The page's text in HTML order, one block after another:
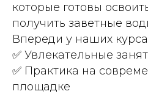
которые готовы
получить заветные
Впереди у наших
✅ Увлекательные
✅ Практика на
площадке